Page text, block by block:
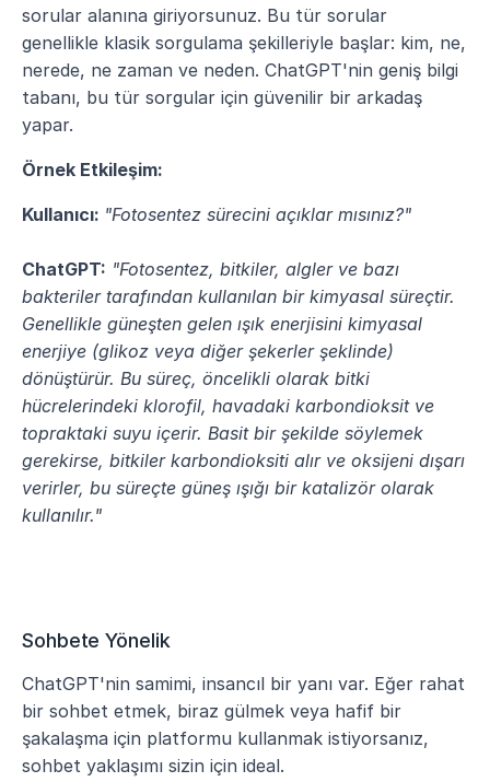
sorular alanına giriyorsunuz. Bu tür sorular
genellikle klasik sorgulama şekilleriyle başlar: kim, ne,
nerede, ne zaman ve neden. ChatGPT'nin geniş bilgi
tabanı, bu tür sorgular için güvenilir bir arkadaş
yapar.
Örnek Etkileşim:
Kullanıcı: "Fotosentez sürecini açıklar mısınız?"
ChatGPT: "Fotosentez, bitkiler, algler ve bazı
bakteriler tarafından kullanılan bir kimyasal süreçtir.
Genellikle güneşten gelen ışık enerjisini kimyasal
enerjiye (glikoz veya diğer şekerler şeklinde)
dönüştürür. Bu süreç, öncelikli olarak bitki
hücrelerindeki klorofil, havadaki karbondioksit ve
topraktaki suyu içerir. Basit bir şekilde söylemek
gerekirse, bitkiler karbondioksiti alır ve oksijeni dışarı
verirler, bu süreçte güneş ışığı bir katalizör olarak
kullanılır."
Sohbete Yönelik
ChatGPT'nin samimi, insancıl bir yanı var. Eğer rahat
bir sohbet etmek, biraz gülmek veya hafif bir
şakalaşma için platformu kullanmak istiyorsanız,
sohbet yaklaşımı sizin için ideal.